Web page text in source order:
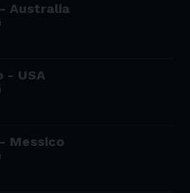
Australia
- USA
Messico